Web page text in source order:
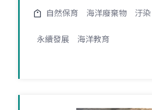
自然保育 海洋廢棄物 汙染
永續發展 海洋教育